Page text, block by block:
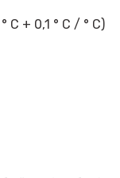
C + 0,1 ° C / ° C)